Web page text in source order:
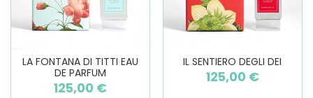
LA FONTANA DI TITTI EAU
DE PARFUM
125,00 €
IL SENTIERO DEGLI DEI
125,00 €